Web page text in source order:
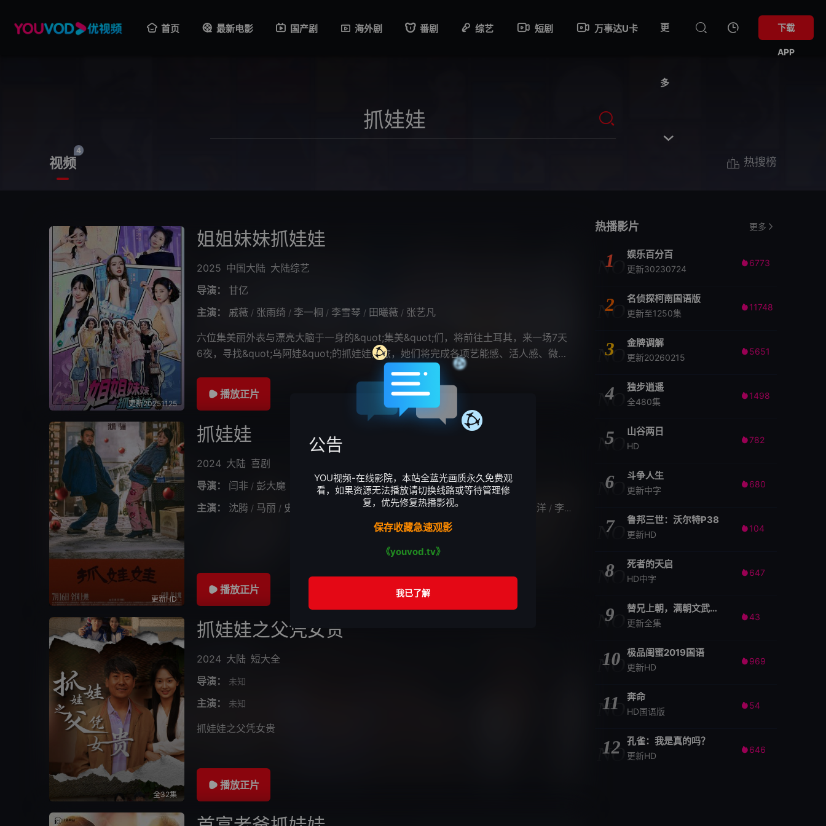
首页 最新电影 国产剧 海外剧 番剧 综艺 短剧 万事达U卡 更
多

下载
APP
视频
4
热搜榜
更新20251125
姐姐妹妹抓娃娃
2025 中国大陆 大陆综艺
导演：
甘亿
主演：
戚薇 / 张雨绮 / 李一桐 / 李雪琴 / 田曦薇 / 张艺凡
六位集美丽外表与漂亮大脑于一身的&quot;集美&quot;们，将前往土耳其，来一场7天
6夜，寻找&quot;乌阿娃&quot;的抓娃娃之旅，她们将完成各项艺能感、活人感、微醺
播放正片
更新HD
抓娃娃
2024 大陆 喜剧
导演：
闫非 / 彭大魔
主演：
沈腾 / 马丽 / 史彭元 肖帛辰 / 张子栋 / 李嘉琦 于洋 / 李宗恒
播放正片
全32集
抓娃娃之父凭女贵
2024 大陆 短大全
导演：
未知
主演： 未知
抓娃娃之父凭女贵
播放正片
热播影片 更多
NO
1 娱乐百分百
更新30230724
 6773
NO
2 名侦探柯南国语版
更新至1250集
 11748
NO
3 金牌调解
更新20260215
 5651
NO
4 独步逍遥
全480集
 1498
NO
5 山谷两日
HD
782
NO
6 斗争人生
更新中字
 680
NO
7 鲁邦三世：沃尔特P38
更新HD
 104
NO
8 死者的天启
HD中字
 647
NO
9 替兄上朝，满朝文武随我吃瓜
更新全集
43
NO
10 极品闺蜜2019国语
更新HD
 969
NO
11 奔命
HD国语版
 54
NO
12 孔雀：我是真的吗？
更新HD
 646
公告
YOU视频-在线影院，本站全蓝光画质永久免费观
看，如果资源无法播放请切换线路或等待管理修
复，优先修复热播影视。
保存收藏急速观影
《youvod.tv》